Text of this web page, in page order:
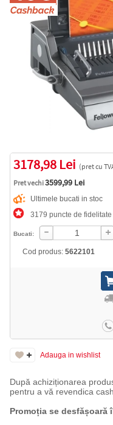
3178,98 Lei (pret cu
Pret vechi3599,99 Lei
Ultimele bucati in stoc
3179 puncte de fidelitate
Bucati:
Cod produs: 5622101
Adauga in wishlist
După achiziționarea
pentru a vă revendica
Promoția se desfășoară